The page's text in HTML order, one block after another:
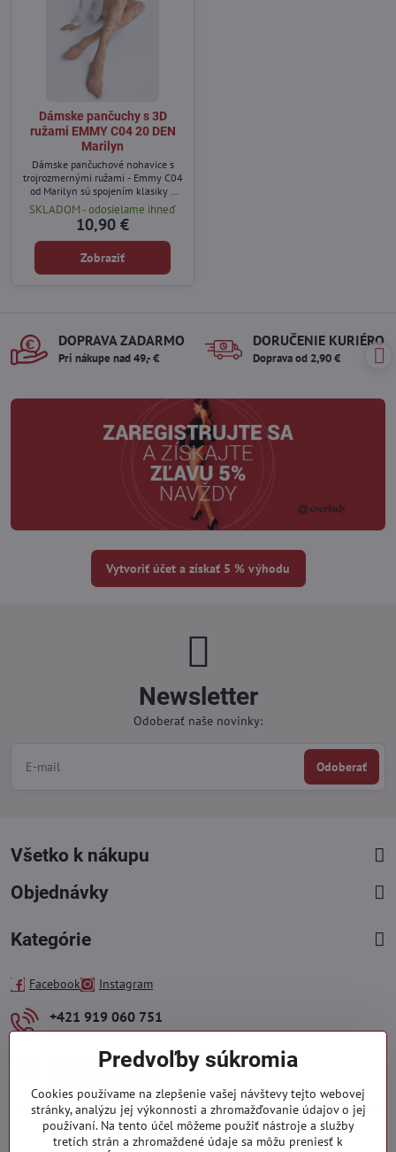
Dámske pančuchy s 3D
ružami EMMY C04 20 DEN
Marilyn
Dámske pančuchové nohavice s
trojrozmernými ružami - Emmy C04
od Marilyn sú spojením klasiky a
moderny.
SKLADOM - odosielame ihneď
10,90 €
Zobraziť
DOPRAVA ZADARMO
Pri nákupe nad 49,- €
DORUČENIE KURIÉROM
Doprava od 2,90 €
Vytvoriť účet a získať 5 % výhodu
Newsletter
Odoberať naše novinky:
Odoberať
Všetko k nákupu
Objednávky
Kategórie
Facebook Instagram
+421 919 060 751
Pondelok - Piatok : 09:00 - 15:00 hod.
info​@everlady​.eu
Predvoľby súkromia
Cookies používame na zlepšenie vašej návštevy tejto webovej
stránky, analýzu jej výkonnosti a zhromažďovanie údajov o jej
používaní. Na tento účel môžeme použiť nástroje a služby
tretích strán a zhromaždené údaje sa môžu preniesť k